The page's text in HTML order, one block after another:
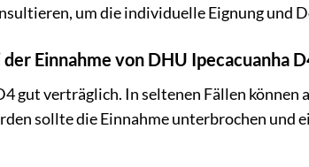
um die individuelle Eignung und
Einnahme von DHU Ipecacuanha
gut verträglich. In seltenen Fällen
sollte die Einnahme unterbrochen